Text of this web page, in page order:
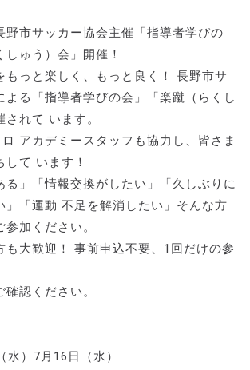
野市サッカー協会主催「指導者学びの
ゅう）会」開催！
もっと楽しく、もっと良く！ 長野市サ
よる「指導者学びの会」「楽蹴（らくし
れて います。
アカデミースタッフも協力し、皆さま
て います！
る」「情報交換がしたい」「久しぶりに
」「運動 不足を解消したい」そんな方
加ください。
も大歓迎！ 事前申込不要、1回だけの参
確認ください。
水）7月16日（水）